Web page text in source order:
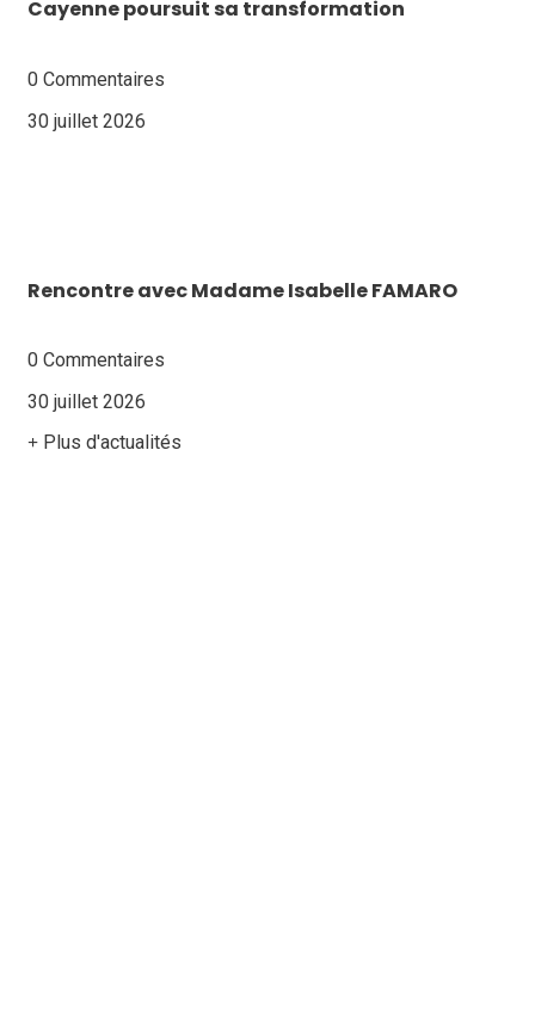
Cayenne poursuit sa transformation
0 Commentaires
30 juillet 2026
Rencontre avec Madame Isabelle FAMARO
0 Commentaires
30 juillet 2026
Plus d'actualités